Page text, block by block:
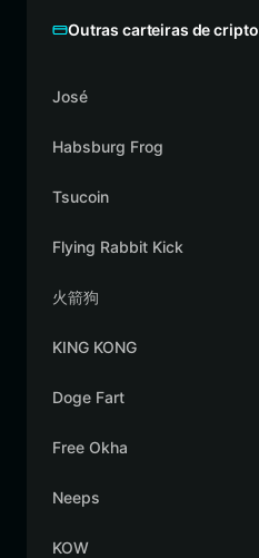
Outras carteiras de cripto
José
Habsburg Frog
Tsucoin
Flying Rabbit Kick
火箭狗
KING KONG
Doge Fart
Free Okha
Neeps
KOW